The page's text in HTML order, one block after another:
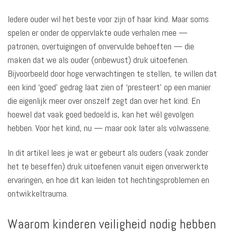
Iedere ouder wil het beste voor zijn of haar kind. Maar soms
spelen er onder de oppervlakte oude verhalen mee —
patronen, overtuigingen of onvervulde behoeften — die
maken dat we als ouder (onbewust) druk uitoefenen.
Bijvoorbeeld door hoge verwachtingen te stellen, te willen dat
een kind ‘goed’ gedrag laat zien of ‘presteert’ op een manier
die eigenlijk meer over onszelf zegt dan over het kind. En
hoewel dat vaak goed bedoeld is, kan het wél gevolgen
hebben. Voor het kind, nu — maar ook later als volwassene.
In dit artikel lees je wat er gebeurt als ouders (vaak zonder
het te beseffen) druk uitoefenen vanuit eigen onverwerkte
ervaringen, en hoe dit kan leiden tot hechtingsproblemen en
ontwikkeltrauma.
Waarom kinderen veiligheid nodig hebben